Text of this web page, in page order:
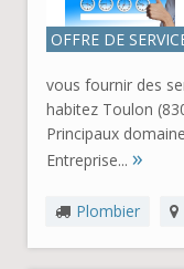
OFFRE DE
vous fournir des
habitez Toulon
Principaux
Entreprise... »
Plombier